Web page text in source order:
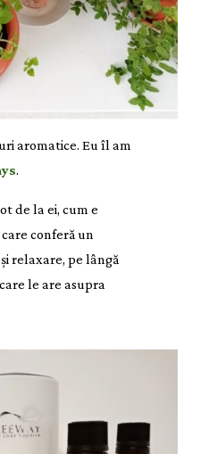
aromatice. Eu îl am
.
de la ei, cum e
care conferă un
relaxare, pe lângă
le are asupra